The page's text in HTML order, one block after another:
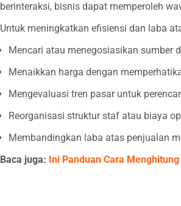
berinteraksi, bisnis dapat memperoleh
Untuk meningkatkan efisiensi dan laba
Mencari atau menegosiasikan sumber
Menaikkan harga dengan
Mengevaluasi tren pasar untuk
Reorganisasi struktur staf atau biaya
Membandingkan laba atas penjualan
Baca juga: Ini Panduan Cara